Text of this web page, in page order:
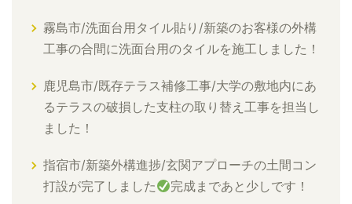
霧島市/洗面台用タイル貼り/新築のお客様の外構
工事の合間に洗面台用のタイルを施工しました！
鹿児島市/既存テラス補修工事/大学の敷地内にあ
るテラスの破損した支柱の取り替え工事を担当し
ました！
指宿市/新築外構進捗/玄関アプローチの土間コン
打設が完了しました
完成まであと少しです！